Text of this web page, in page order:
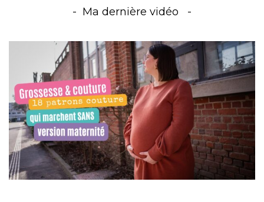
Ma dernière vidéo